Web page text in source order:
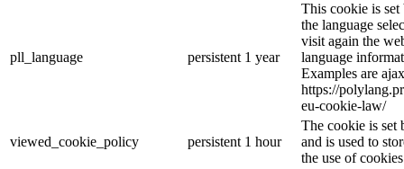
pll_language persistent 1 year
This cookie is set
the language
visit again the
language
Examples are
https://
eu-cookie-law/
viewed_cookie_policy persistent 1 hour
The cookie is set
and is used to
the use of